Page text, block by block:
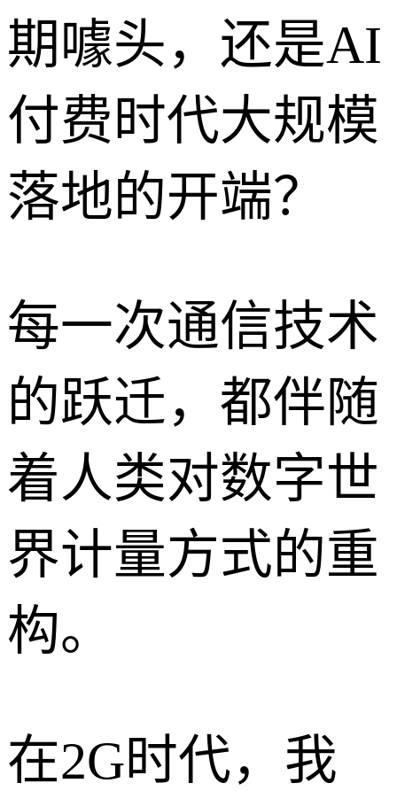
期噱头，还是AI
付费时代大规模
落地的开端？
每一次通信技术
的跃迁，都伴随
着人类对数字世
界计量方式的重
构。
在2G时代，我